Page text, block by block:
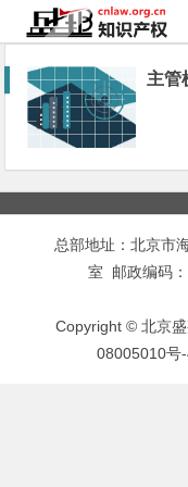
主管
总部地址：北京市
室 邮政编码
Copyright © 北京
08005010号